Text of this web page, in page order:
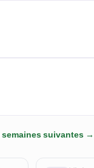
semaines suivantes →